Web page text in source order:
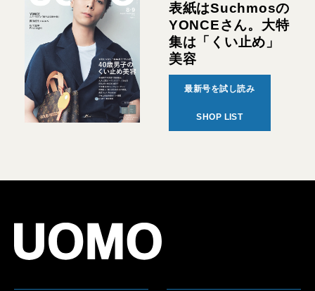
表紙はSuchmosの
YONCEさん。大特
集は「くい止め」
美容
最新号を試し読み
SHOP LIST